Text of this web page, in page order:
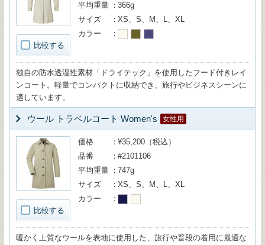
比較する
平均重量
366g
サイズ
XS、S、M、L、XL
カラー
独自の防水透湿性素材「ドライテック」を使用したフード付きレイ
ンコート。軽量でコンパクトに収納でき、旅行やビジネスシーンに
適しています。
ウール トラベルコート Women's 女性用
比較する
価格
¥35,200（税込）
品番
#2101106
平均重量
747g
サイズ
XS、S、M、L、XL
カラー
暖かく上質なウールを表地に使用した、旅行や普段の着用に最適な